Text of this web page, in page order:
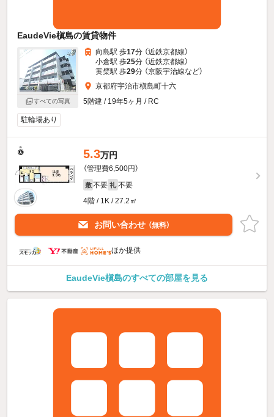
EaudeVie槇島の賃貸物件
すべての写真
向島駅 歩17分 （近鉄京都線）
小倉駅 歩25分 （近鉄京都線）
黄檗駅 歩29分 （京阪宇治線など）
京都府宇治市槇島町十六
5階建 / 19年5ヶ月 / RC
駐輪場あり
5.3万円
（管理費6,500円）
敷 不要 礼 不要
4階 / 1K / 27.2㎡
お問い合わせ （無料）
ほか提供
EaudeVie槇島のすべての部屋を見る